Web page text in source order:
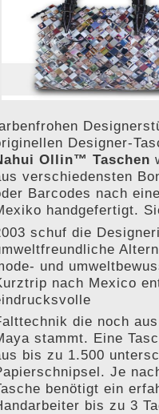
Designer-
Ollin™ Taschen
verschiedensten
Barcodes nach
handgefertigt.
schuf die
und
nach Mexico
die noch
stammt. Eine
bis zu 1.500
Je
benötigt ein
bis zu 3